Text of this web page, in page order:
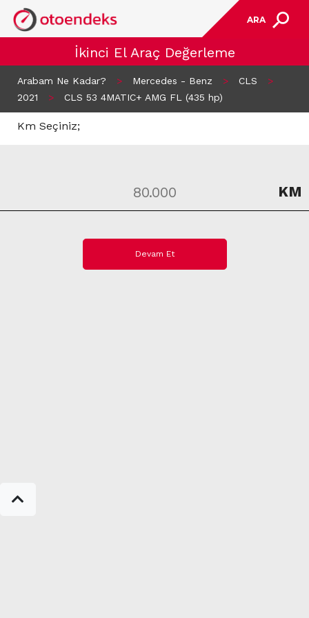
ARA
İkinci El Araç Değerleme
Arabam Ne Kadar? > Mercedes - Benz > CLS
>
2021
> CLS 53 4MATIC+ AMG FL (435 hp)
Km Seçiniz;
KM
Devam Et